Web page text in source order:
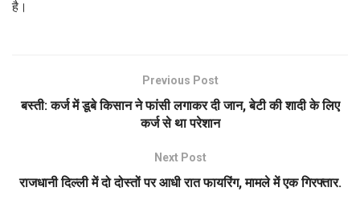
है।
Previous Post
बस्ती: कर्ज में डूबे किसान ने फांसी लगाकर दी जान, बेटी की शादी के लिए
कर्ज से था परेशान
Next Post
राजधानी दिल्ली में दो दोस्तों पर आधी रात फायरिंग, मामले में एक गिरफ्तार.